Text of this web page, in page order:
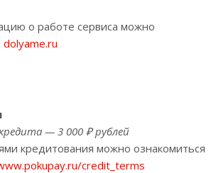
о работе сервиса можно
dolyame.ru
— 3 000 ₽ рублей
кредитования можно ознакомиться
credit_terms